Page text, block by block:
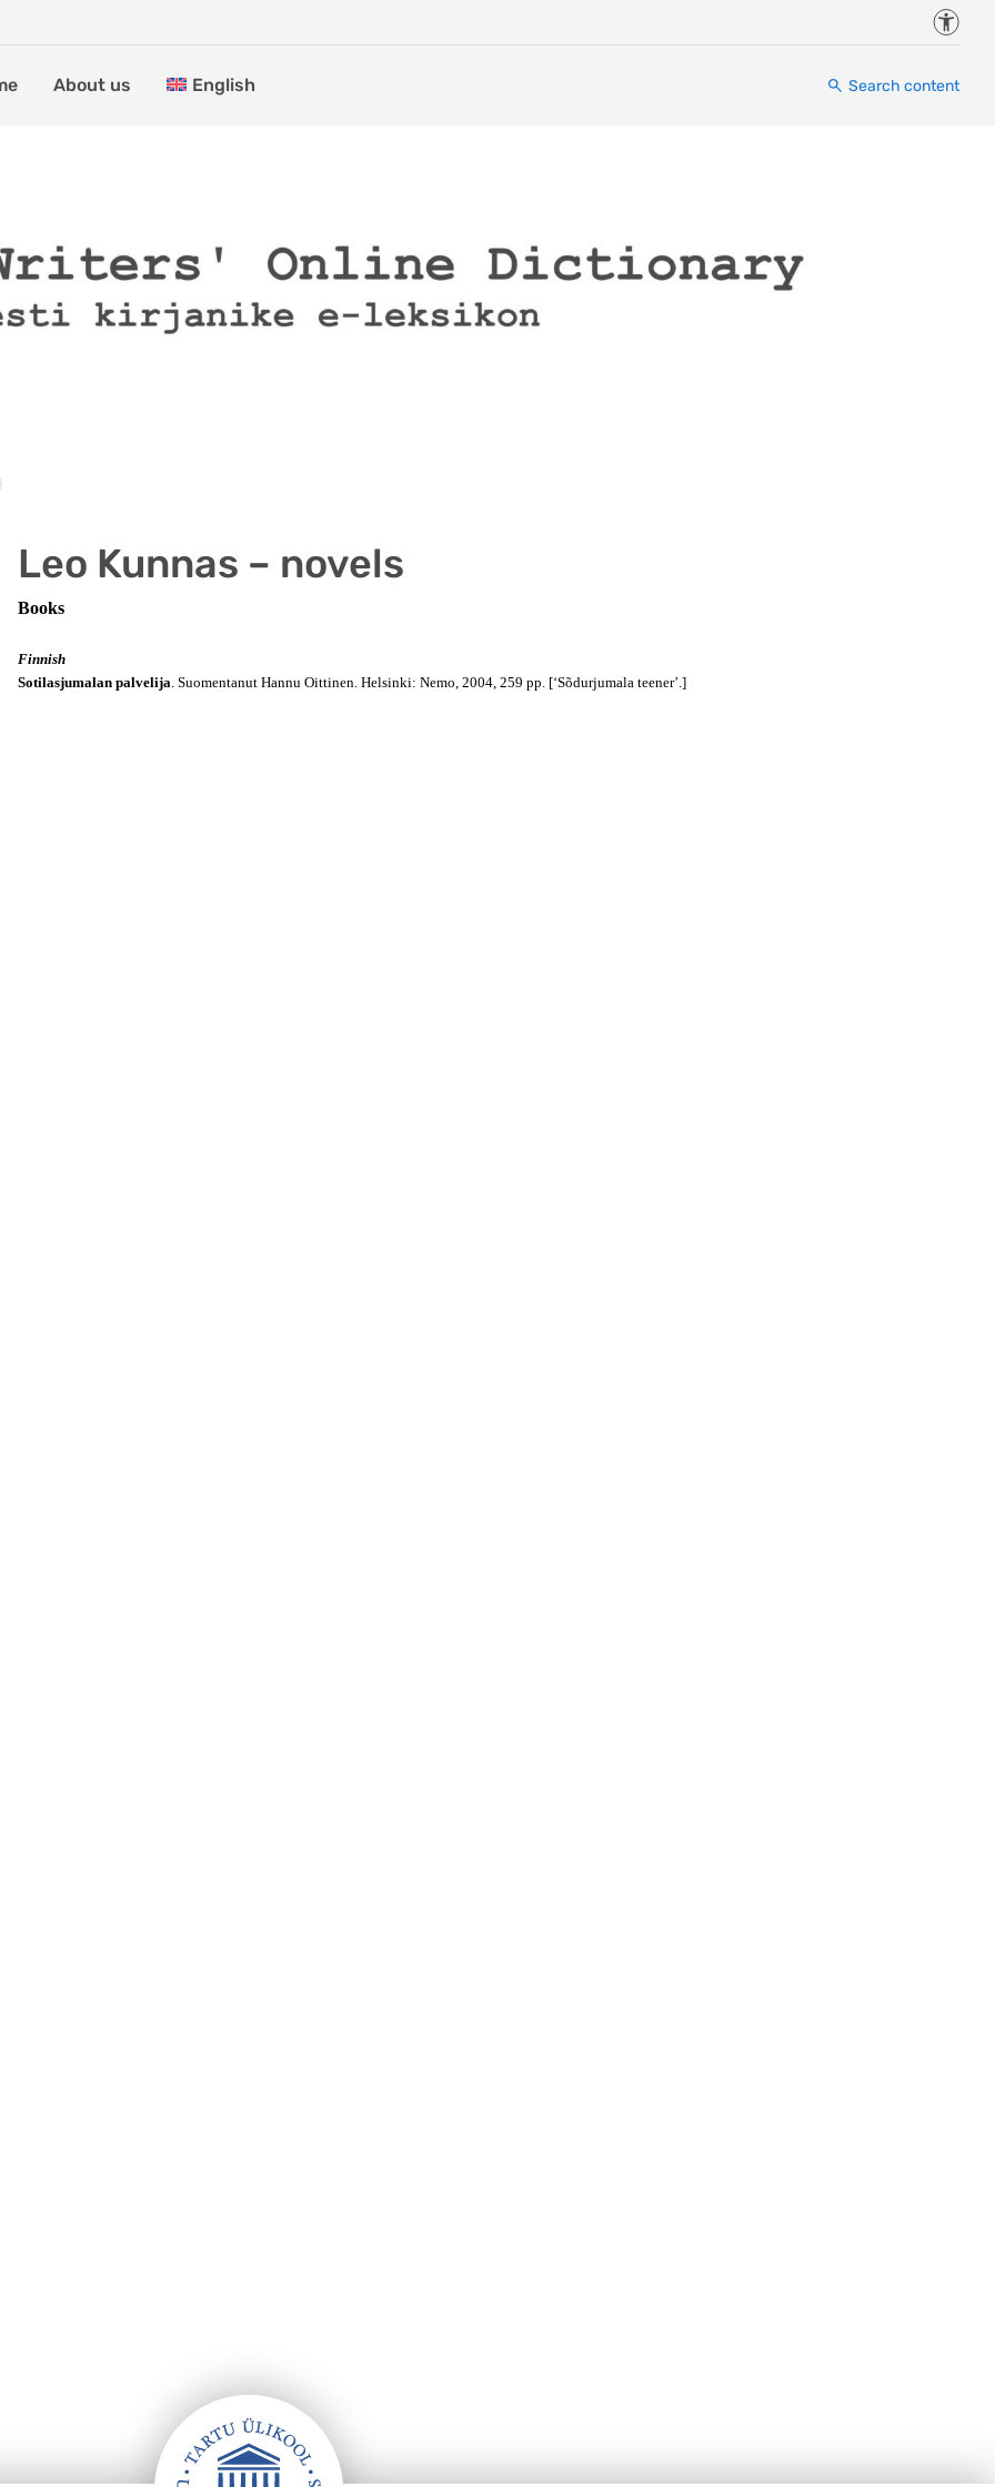
About us English Search content
Leo Kunnas – novels
Books
Finnish
Sotilasjumalan palvelija. Suomentanut Hannu Oittinen. Helsinki: Nemo, 2004, 259 pp. [‘Sõdurjumala teener’.]